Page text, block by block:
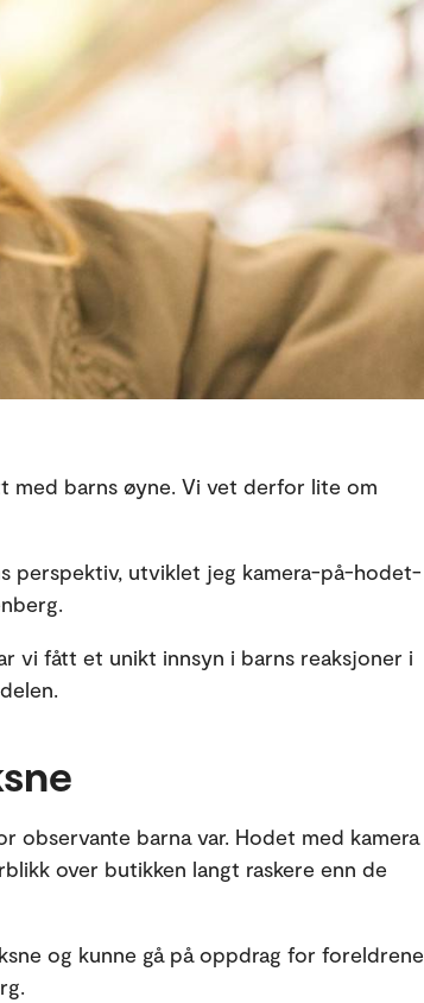
med barns øyne. Vi vet derfor lite om
perspektiv, utviklet jeg kamera-på-hodet-
vi fått et unikt innsyn i barns reaksjoner i
observante barna var. Hodet med kamera
over butikken langt raskere enn de
og kunne gå på oppdrag for foreldrene